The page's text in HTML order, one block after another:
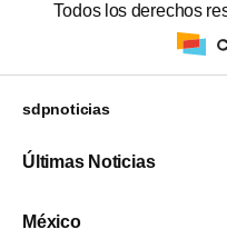
Todos los derechos
sdpnoticias
Últimas Noticias
México